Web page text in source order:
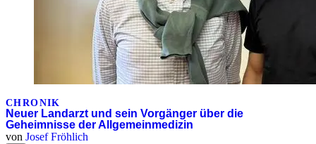
CHRONIK
Neuer Landarzt und sein Vorgänger über die
Geheimnisse der Allgemeinmedizin
von Josef Fröhlich